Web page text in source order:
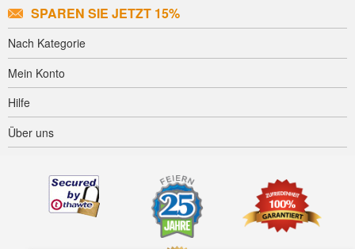
SPAREN SIE JETZT 15%
Nach Kategorie
Mein Konto
Hilfe
Über uns